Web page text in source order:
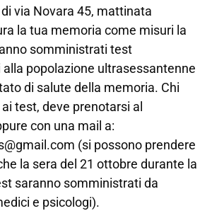
via Novara 45, mattinata
la tua memoria come misuri la
somministrati test
popolazione ultrasessantenne
di salute della memoria. Chi
test, deve prenotarsi al
con una mail a:
(si possono prendere
la sera del 21 ottobre durante la
saranno somministrati da
e psicologi).